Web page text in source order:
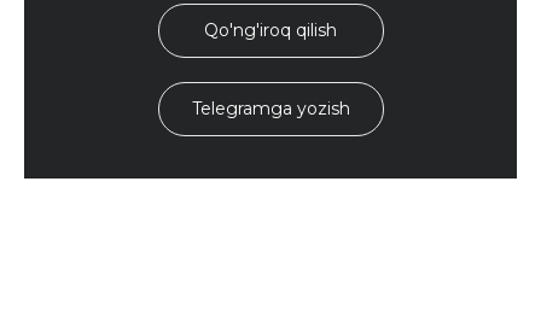
Qo'ng'iroq qilish
Telegramga yozish